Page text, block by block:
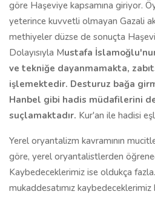
göre Haşeviye kapsamına giriyor.
yeterince kuvvetli olmayan Gazali
methiyeler düzse de sonuçta
Dolayısıyla Mustafa
ve tekniğe dayanmamakta,
işlemektedir. Desturuz bağa
Hanbel gibi hadis müdafilerini
suçlamaktadır. Kur'an ile hadisi
Yerel oryantalizm kavramının
göre, yerel oryantalistlerden
Kaybedeceklerimiz ise oldukça
mukaddesatımız kaybedeceklerimiz